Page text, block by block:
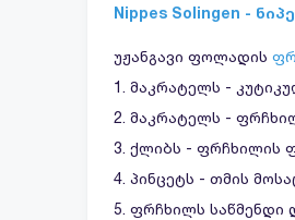
Nippes Solingen -
უჟანგავი ფოლადის
1. მაკრატელს -
2. მაკრატელს -
3. ქლიბს - ფრჩხილის
4. პინცეტს - თმის
5. ფრჩხილს საწმენდი